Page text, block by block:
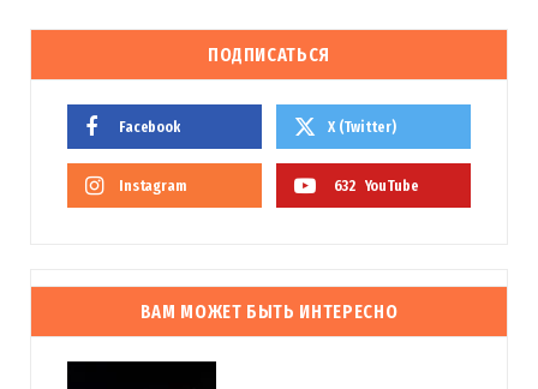
ПОДПИСАТЬСЯ
Facebook X (Twitter)
Instagram 632 YouTube
ВАМ МОЖЕТ БЫТЬ ИНТЕРЕСНО